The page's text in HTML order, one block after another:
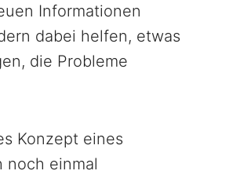
Informationen
dabei helfen, etwas
die Probleme
Konzept eines
noch einmal